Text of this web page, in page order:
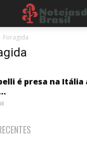
Foragida
é presa na Itália